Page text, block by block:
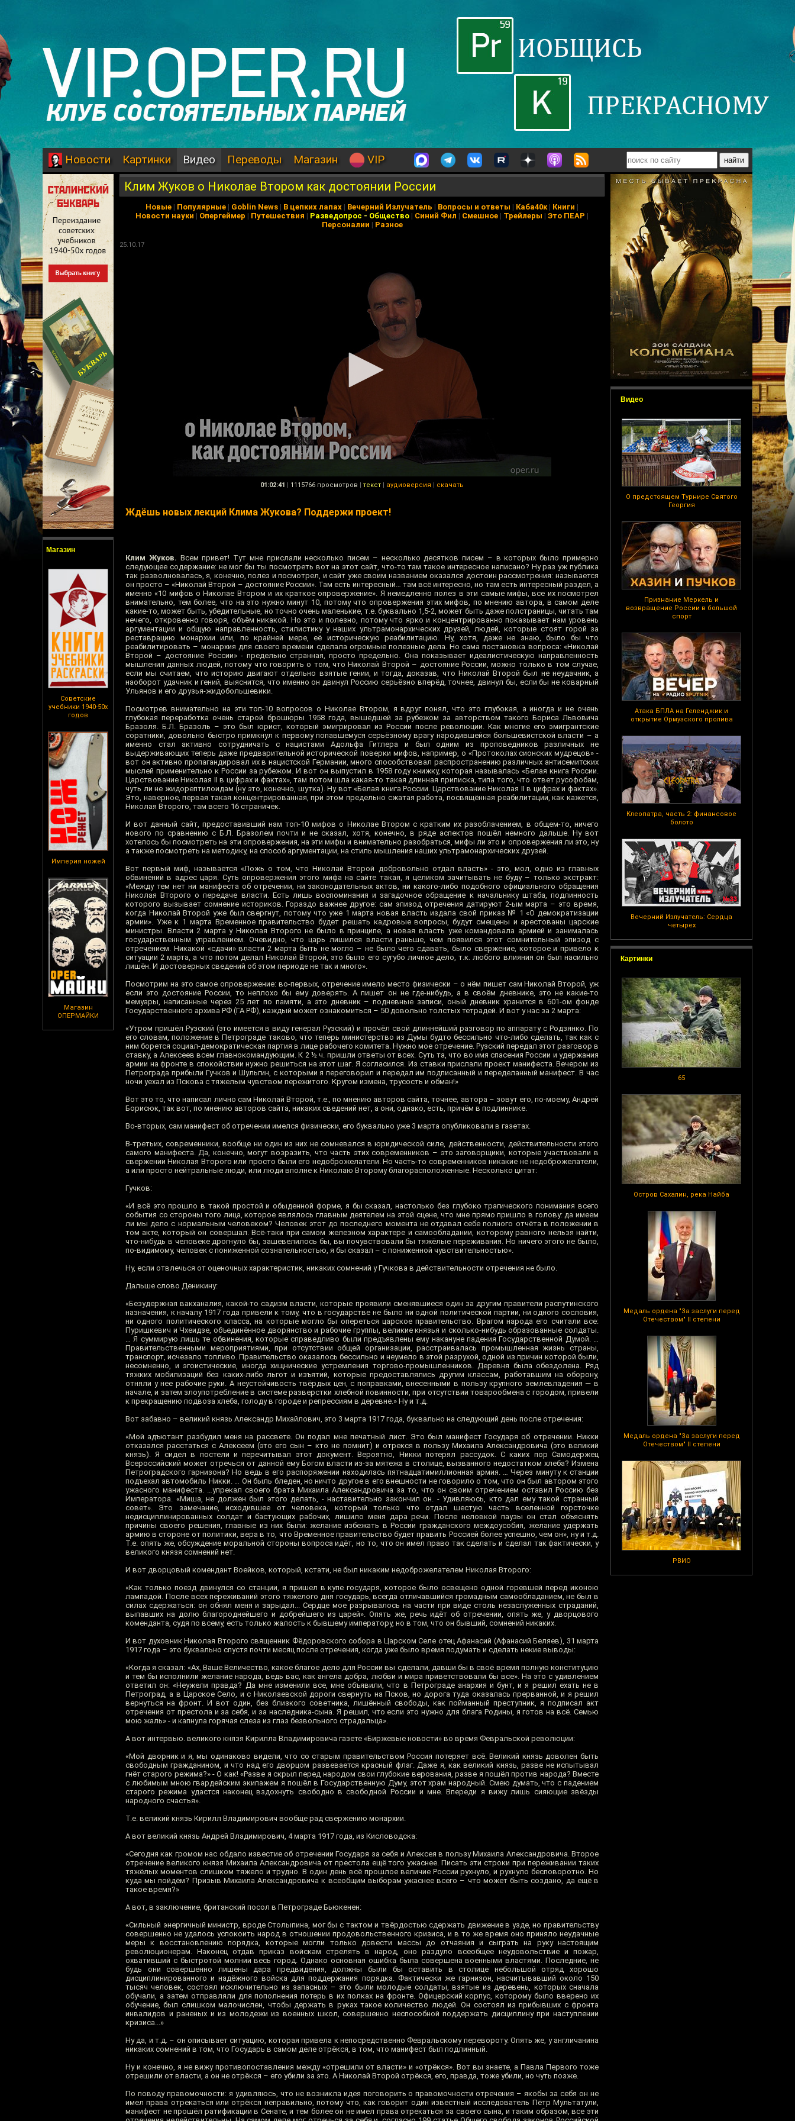
Новости Картинки Видео Переводы Магазин VIP
Магазин
Советские
учебники 1940-50х
годов
Империя ножей
Магазин
ОПЕРМАЙКИ
Видео
О предстоящем Турнире Святого
Георгия
Признание Меркель и
возвращение России в большой
спорт
Атака БПЛА на Геленджик и
открытие Ормузского пролива
Клеопатра, часть 2: финансовое
болото
Вечерний Излучатель: Сердца
четырех
Картинки
65
Остров Сахалин, река Найба
Медаль ордена "За заслуги перед
Отечеством" II степени
Медаль ордена "За заслуги перед
Отечеством" II степени
РВИО
Клим Жуков о Николае Втором как достоянии России
Новые | Популярные | Goblin News | В цепких лапах | Вечерний Излучатель | Вопросы и ответы | Каба40к| Книги |
Новости науки | Опергеймер | Путешествия | Разведопрос - Общество | Синий Фил | Смешное | Трейлеры | Это ПЕАР |
Персоналии | Разное
25.10.17
01:02:41 | 1115766 просмотров | текст | аудиоверсия | скачать
Ждёшь новых лекций Клима Жукова? Поддержи проект!
Клим Жуков. Всем привет! Тут мне прислали несколько писем – несколько десятков писем – в которых было примерно
следующее содержание: не мог бы ты посмотреть вот на этот сайт, что-то там такое интересное написано? Ну раз уж публика
так разволновалась, я, конечно, полез и посмотрел, и сайт уже своим названием оказался достоин рассмотрения: называется
он просто – «Николай Второй – достояние России». Там есть интересный… там всё интересно, но там есть интересный раздел, а
именно «10 мифов о Николае Втором и их краткое опровержение». Я немедленно полез в эти самые мифы, все их посмотрел
внимательно, тем более, что на это нужно минут 10, потому что опровержения этих мифов, по мнению автора, в самом деле
какие-то, может быть, убедительные, но точно очень маленькие, т.е. буквально 1,5-2, может быть даже полстраницы, читать там
нечего, откровенно говоря, объём никакой. Но это и полезно, потому что ярко и концентрированно показывает нам уровень
аргументации и общую направленность, стилистику у наших ультрамонархических друзей, людей, которые стоят горой за
реставрацию монархии или, по крайней мере, её историческую реабилитацию. Ну, хотя, даже не знаю, было бы что
реабилитировать – монархия для своего времени сделала огромные полезные дела. Но сама постановка вопроса: «Николай
Второй – достояние России» - предельно странная, просто предельно. Она показывает идеалистическую направленность
мышления данных людей, потому что говорить о том, что Николай Второй – достояние России, можно только в том случае,
если мы считаем, что историю двигают отдельно взятые гении, и тогда, доказав, что Николай Второй был не неудачник, а
наоборот удачник и гений, выяснится, что именно он двинул Россию серьёзно вперёд, точнее, двинул бы, если бы не коварный
Ульянов и его друзья-жидобольшевики.
Посмотрев внимательно на эти топ-10 вопросов о Николае Втором, я вдруг понял, что это глубокая, а иногда и не очень
глубокая переработка очень старой брошюры 1958 года, вышедшей за рубежом за авторством такого Бориса Львовича
Бразоля. Б.Л. Бразоль – это был юрист, который эмигрировал из России после революции. Как многие его эмигрантские
соратники, довольно быстро примкнул к первому попавшемуся серьёзному врагу народившейся большевистской власти – а
именно стал активно сотрудничать с нацистами Адольфа Гитлера и был одним из проповедников различных не
выдерживающих теперь даже предварительной исторической поверки мифов, например, о «Протоколах сионских мудрецов» -
вот он активно пропагандировал их в нацистской Германии, много способствовал распространению различных антисемитских
мыслей применительно к России за рубежом. И вот он выпустил в 1958 году книжку, которая называлась «Белая книга России.
Царствование Николая II в цифрах и фактах», там потом шла какая-то такая длинная приписка, типа того, что ответ русофобам,
чуть ли не жидорептилоидам (ну это, конечно, шутка). Ну вот «Белая книга России. Царствование Николая II в цифрах и фактах».
Это, наверное, первая такая концентрированная, при этом предельно сжатая работа, посвящённая реабилитации, как кажется,
Николая Второго, там всего 16 страничек.
И вот данный сайт, предоставивший нам топ-10 мифов о Николае Втором с кратким их разоблачением, в общем-то, ничего
нового по сравнению с Б.Л. Бразолем почти и не сказал, хотя, конечно, в ряде аспектов пошёл немного дальше. Ну вот
хотелось бы посмотреть на эти опровержения, на эти мифы и внимательно разобраться, мифы ли это и опровержения ли это, ну
а также посмотреть на методику, на способ аргументации, на стиль мышления наших ультрамонархических друзей.
Вот первый миф, называется «Ложь о том, что Николай Второй добровольно отдал власть» - это, мол, одно из главных
обвинений в адрес царя. Суть опровержения этого мифа на сайте такая, я целиком зачитывать не буду – только экстракт:
«Между тем нет ни манифеста об отречении, ни законодательных актов, ни какого-либо подобного официального обращения
Николая Второго о передаче власти. Есть лишь воспоминания и загадочное обращение к начальнику штаба, подлинность
которого вызывает сомнение историков. Гораздо важнее другое: сам эпизод отречения датируют 2-ым марта – это время,
когда Николай Второй уже был свергнут, потому что уже 1 марта новая власть издала свой приказ № 1 «О демократизации
армии». Уже к 1 марта Временное правительство будет решать кадровые вопросы, будут смещены и арестованы царские
министры. Власти 2 марта у Николая Второго не было в принципе, а новая власть уже командовала армией и занималась
государственным управлением. Очевидно, что царь лишился власти раньше, чем появился этот сомнительный эпизод с
отречением. Никакой «сдачи» власти 2 марта быть не могло – не было чего сдавать, было свержение, которое и привело к
ситуации 2 марта, а что потом делал Николай Второй, это было его сугубо личное дело, т.к. любого влияния он был насильно
лишён. И достоверных сведений об этом периоде не так и много».
Посмотрим на это самое опровержение: во-первых, отречение имело место физически – о нём пишет сам Николай Второй, уж
если это достояние России, то неплохо бы ему доверять. А пишет он не где-нибудь, а в своём дневнике, это не какие-то
мемуары, написанные через 25 лет по памяти, а это дневник – подневные записи, оный дневник хранится в 601-ом фонде
Государственного архива РФ (ГА РФ), каждый может ознакомиться – 50 довольно толстых тетрадей. И вот у нас за 2 марта:
«Утром пришёл Рузский (это имеется в виду генерал Рузский) и прочёл свой длиннейший разговор по аппарату с Родзянко. По
его словам, положение в Петрограде таково, что теперь министерство из Думы будто бессильно что-либо сделать, так как с
ним борется социал-демократическая партия в лице рабочего комитета. Нужно мое отречение. Рузский передал этот разговор в
ставку, а Алексеев всем главнокомандующим. К 2 ½ ч. пришли ответы от всех. Суть та, что во имя спасения России и удержания
армии на фронте в спокойствии нужно решиться на этот шаг. Я согласился. Из ставки прислали проект манифеста. Вечером из
Петрограда прибыли Гучков и Шульгин, с которыми я переговорил и передал им подписанный и переделанный манифест. В час
ночи уехал из Пскова с тяжелым чувством пережитого. Кругом измена, трусость и обман!»
Вот это то, что написал лично сам Николай Второй, т.е., по мнению авторов сайта, точнее, автора – зовут его, по-моему, Андрей
Борисюк, так вот, по мнению авторов сайта, никаких сведений нет, а они, однако, есть, причём в подлиннике.
Во-вторых, сам манифест об отречении имелся физически, его буквально уже 3 марта опубликовали в газетах.
В-третьих, современники, вообще ни один из них не сомневался в юридической силе, действенности, действительности этого
самого манифеста. Да, конечно, могут возразить, что часть этих современников – это заговорщики, которые участвовали в
свержении Николая Второго или просто были его недоброжелатели. Но часть-то современников никакие не недоброжелатели,
а или просто нейтральные люди, или люди вполне к Николаю Второму благорасположенные. Несколько цитат:
Гучков:
«И всё это прошло в такой простой и обыденной форме, я бы сказал, настолько без глубоко трагического понимания всего
события со стороны того лица, которое являлось главным деятелем на этой сцене, что мне прямо пришло в голову: да имеем
ли мы дело с нормальным человеком? Человек этот до последнего момента не отдавал себе полного отчёта в положении в
том акте, который он совершал. Всё-таки при самом железном характере и самообладании, которому равного нельзя найти,
что-нибудь в человеке дрогнуло бы, зашевелилось бы, вы почувствовали бы тяжёлые переживания. Но ничего этого не было,
по-видимому, человек с пониженной сознательностью, я бы сказал – с пониженной чувствительностью».
Ну, если отвлечься от оценочных характеристик, никаких сомнений у Гучкова в действительности отречения не было.
Дальше слово Деникину:
«Безудержная вакханалия, какой-то садизм власти, которые проявили сменявшиеся один за другим правители распутинского
назначения, к началу 1917 года привели к тому, что в государстве не было ни одной политической партии, ни одного сословия,
ни одного политического класса, на которые могло бы опереться царское правительство. Врагом народа его считали все:
Пуришкевич и Чхеидзе, объединённое дворянство и рабочие группы, великие князья и сколько-нибудь образованные солдаты.
… Я суммирую лишь те обвинения, которые справедливо были предъявлены ему накануне падения Государственной Думой. …
Правительственными мероприятиями, при отсутствии общей организации, расстраивалась промышленная жизнь страны,
транспорт, исчезало топливо. Правительство оказалось бессильно и неумело в этой разрухой, одной из причин которой были,
несомненно, и эгоистические, иногда хищнические устремления торгово-промышленников. Деревня была обездолена. Ряд
тяжких мобилизаций без каких-либо льгот и изъятий, которые предоставлялись другим классам, работавшим на оборону,
отняли у нее рабочие руки. А неустойчивость твёрдых цен, с поправками, внесенными в пользу крупного землевладения — в
начале, и затем злоупотребление в системе разверстки хлебной повинности, при отсутствии товарообмена с городом, привели
к прекращению подвоза хлеба, голоду в городе и репрессиям в деревне.» Ну и т.д.
Вот забавно – великий князь Александр Михайлович, это 3 марта 1917 года, буквально на следующий день после отречения:
«Мой адъютант разбудил меня на рассвете. Он подал мне печатный лист. Это был манифест Государя об отречении. Никки
отказался расстаться с Алексеем (это его сын – кто не помнит) и отрекся в пользу Михаила Александровича (это великий
князь). Я сидел в постели и перечитывал этот документ. Вероятно, Никки потерял рассудок. С каких пор Самодержец
Всероссийский может отречься от данной ему Богом власти из-за мятежа в столице, вызванного недостатком хлеба? Измена
Петроградского гарнизона? Но ведь в его распоряжении находилась пятнадцатимиллионная армия. … Через минуту к станции
подъехал автомобиль Никки. … Он быль бледен, но ничто другое в его внешности не говорило о том, что он был автором этого
ужасного манифеста. …упрекал своего брата Михаила Александровича за то, что он своим отречением оставил Россию без
Императора. «Миша, не должен был этого делать, - наставительно закончил он. - Удивляюсь, кто дал ему такой странный
совет». Это замечание, исходившее от человека, который только что отдал шестую часть вселенной горсточке
недисциплинированных солдат и бастующих рабочих, лишило меня дара речи. После неловкой паузы он стал объяснять
причины своего решения, главные из них были: желание избежать в России гражданского междоусобия, желание удержать
армию в стороне от политики, вера в то, что Временное правительство будет править Россией более успешно, чем он», ну и т.д.
Т.е. опять же, обсуждение моральной стороны вопроса идёт, но то, что он имел право так сделать и сделал так фактически, у
великого князя сомнений нет.
И вот дворцовый комендант Воейков, который, кстати, не был никаким недоброжелателем Николая Второго:
«Как только поезд двинулся со станции, я пришел в купе государя, которое было освещено одной горевшей перед иконою
лампадой. После всех переживаний этого тяжелого дня государь, всегда отличавшийся громадным самообладанием, не был в
силах сдержаться: он обнял меня и зарыдал... Сердце мое разрывалось на части при виде столь незаслуженных страданий,
выпавших на долю благороднейшего и добрейшего из царей». Опять же, речь идёт об отречении, опять же, у дворцового
коменданта, судя по всему, есть только жалость к бывшему императору, но в том, что он бывший, сомнений никаких.
И вот духовник Николая Второго священник Фёдоровского собора в Царском Селе отец Афанасий (Афанасий Беляев), 31 марта
1917 года – это буквально спустя почти месяц после отречения, когда уже было время подумать и сделать некие выводы:
«Когда я сказал: «Ах, Ваше Величество, какое благое дело для России вы сделали, давши бы в своё время полную конституцию
и тем бы исполнили желание народа, ведь вас, как ангела добра, любви и мира приветствовали бы все». На это с удивлением
ответил он: «Неужели правда? Да мне изменили все, мне объявили, что в Петрограде анархия и бунт, и я решил ехать не в
Петроград, а в Царское Село, и с Николаевской дороги свернуть на Псков, но дорога туда оказалась прерванной, и я решил
вернуться на фронт. И вот один, без близкого советника, лишённый свободы, как пойманный преступник, я подписал акт
отречения от престола и за себя, и за наследника-сына. Я решил, что если это нужно для блага Родины, я готов на всё. Семью
мою жаль» - и капнула горячая слеза из глаз безвольного страдальца».
А вот интервью. великого князя Кирилла Владимировича газете «Биржевые новости» во время Февральской революции:
«Мой дворник и я, мы одинаково видели, что со старым правительством Россия потеряет всё. Великий князь доволен быть
свободным гражданином, и что над его дворцом развевается красный флаг. Даже я, как великий князь, разве не испытывал
гнёт старого режима?» - О как! «Разве я скрыл перед народом свои глубокие верования, разве я пошёл против народа? Вместе
с любимым мною гвардейским экипажем я пошёл в Государственную Думу, этот храм народный. Смею думать, что с падением
старого режима удастся наконец вздохнуть свободно в свободной России и мне. Впереди я вижу лишь сияющие звёзды
народного счастья».
Т.е. великий князь Кирилл Владимирович вообще рад свержению монархии.
А вот великий князь Андрей Владимирович, 4 марта 1917 года, из Кисловодска:
«Сегодня как громом нас обдало известие об отречении Государя за себя и Алексея в пользу Михаила Александровича. Второе
отречение великого князя Михаила Александровича от престола ещё того ужаснее. Писать эти строки при переживании таких
тяжёлых моментов слишком тяжело и трудно. В один день всё прошлое величие России рухнуло, и рухнуло бесповоротно. Но
куда мы пойдём? Призыв Михаила Александровича к всеобщим выборам ужаснее всего – что может быть создано, да ещё в
такое время?»
А вот, в заключение, британский посол в Петрограде Бьюкенен:
«Сильный энергичный министр, вроде Столыпина, мог бы с тактом и твёрдостью сдержать движение в узде, но правительству
совершенно не удалось успокоить народ в отношении продовольственного кризиса, и в то же время оно приняло неудачные
меры к восстановлению порядка, которые могли только довести массы до отчаяния и сыграть на руку настоящим
революционерам. Наконец отдав приказ войскам стрелять в народ, оно раздуло всеобщее неудовольствие и пожар,
охвативший с быстротой молнии весь город. Однако основная ошибка была совершена военными властями. Последние, не
будь они совершенно лишены дара предвидения, должны были бы оставить в столице небольшой отряд хорошо
дисциплинированного и надёжного войска для поддержания порядка. Фактически же гарнизон, насчитывавший около 150
тысяч человек, состоял исключительно из запасных – это были молодые солдаты, взятые из деревень, которых сначала
обучали, а затем отправляли для пополнения потерь в их полках на фронте. Офицерский корпус, которому было вверено их
обучение, был слишком малочислен, чтобы держать в руках такое количество людей. Он состоял из прибывших с фронта
инвалидов и раненых и из молодежи из военных школ, совершенно неспособной поддержать дисциплину при наступлении
кризиса...»
Ну да, и т.д. – он описывает ситуацию, которая привела к непосредственно Февральскому перевороту. Опять же, у англичанина
никаких сомнений в том, что Государь в самом деле отрёкся, в том, что манифест был подлинный.
Ну и конечно, я не вижу противопоставления между «отрешили от власти» и «отрёкся». Вот вы знаете, а Павла Первого тоже
отрешили от власти, а он не отрёкся – его убили за это. А Николай Второй отрёкся, его, правда, тоже убили, но чуть позже.
По поводу правомочности: я удивляюсь, что не возникла идея поговорить о правомочности отречения – якобы за себя он не
имел права отрекаться или отрёкся неправильно, потому что, как говорит один известный исследователь Пётр Мультатули,
манифест не прошёл ратификации в Сенате, и тем более он не имел права отрекаться за своего сына, и таким образом, все эти